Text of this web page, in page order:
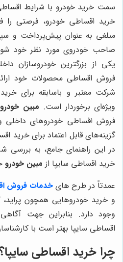
سمت خرید خودرو با شرایط
خرید اقساطی خودرو، فرصتی را
مبلغی به عنوان پیش‌پرداخت و
صاحب خودروی مورد نظر خود
یکی از بزرگترین خودروسازان
فروش اقساطی محصولات خود
شرکت معتبر و باسابقه برای
ویژه‌ای برخوردار است. مبین خودرو
فروش اقساطی خودروهای داخلی
گزینه‌های قابل اعتماد برای خرید
در این راهنمای جامع، به بررسی
خرید اقساطی سایپا از مبین خودرو
عمدتاً در طرح های خدمات فروش
و خرید خودروهایی همچون
وجود دارد. بنابراین جهت
اقساطی سایپا بهتر است با
چرا خرید اقساطی